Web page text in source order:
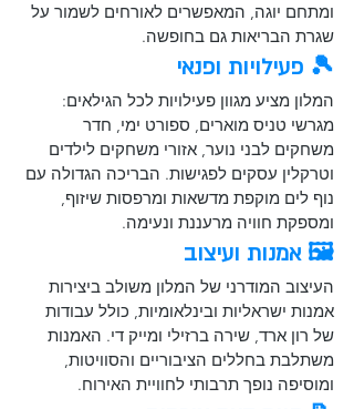
ומתחם יוגה, המאפשרים לאורחים לשמור על
שגרת הבריאות גם בחופשה.
🎾 פעילויות ופנאי
המלון מציע מגוון פעילויות לכל הגילאים:
מגרשי טניס מוארים, ספורט ימי, חדר
משחקים לבני נוער, אזורי משחקים לילדים
וטרקלין עסקים לפגישות. הבריכה הגדולה עם
נוף לים מוקפת מדשאות ומרפסות שיזוף,
ומספקת חוויה מרעננת ונעימה.​
🖼️ אמנות ועיצוב
העיצוב המודרני של המלון משולב ביצירות
אמנות ישראליות ובינלאומיות, כולל עבודות
של רון ארד, שירה ברזילי ומייק די. האמנות
משתלבת בחללים הציבוריים והסוויטות,
ומוסיפה נופך תרבותי לחוויית האירוח.